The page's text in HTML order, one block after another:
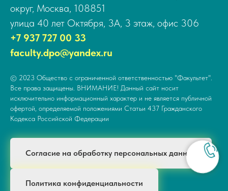
округ, Москва, 108851
улица 40 лет Октября, 3А, 3 этаж, офис 306
+7 937 727 00 33
faculty.dpo@yandex.ru
© 2023 Общество с ограниченной ответственностью "Факультет".
Все права защищены. ВНИМАНИЕ! Данный сайт носит
исключительно информационный характер и не является публичной
офертой, определяемой положениями Статьи 437 Гражданского
Кодекса Российской Федерации
Согласие на обработку персональных данных
Политика конфиденциальности